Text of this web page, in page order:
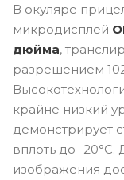
В окуляре
микродисплей
дюйма,
разрешением
крайне низкий
демонстрирует
вплоть до -
изображения